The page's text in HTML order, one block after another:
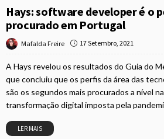
Hays: software developer é o
procurado em Portugal
Mafalda Freire 17 Setembro, 2021
A Hays revelou os resultados do Guia do
que concluiu que os perfis da área das
são os segundos mais procurados a nível
transformação digital imposta pela
LER MAIS